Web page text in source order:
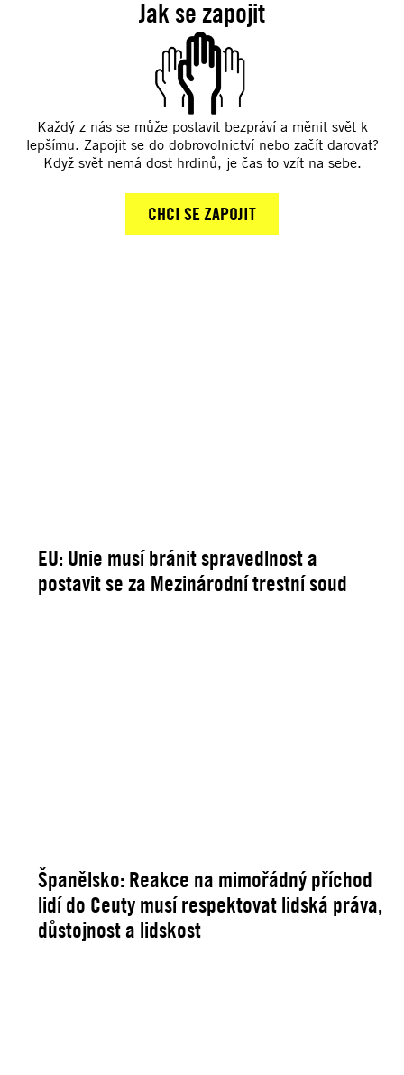
Jak se zapojit
Každý z nás se může postavit bezpráví a měnit svět k
lepšímu. Zapojit se do dobrovolnictví nebo začít darovat?
Když svět nemá dost hrdinů, je čas to vzít na sebe.
CHCI SE ZAPOJIT
EU: Unie musí bránit spravedlnost a
postavit se za Mezinárodní trestní soud
Španělsko: Reakce na mimořádný příchod
lidí do Ceuty musí respektovat lidská práva,
důstojnost a lidskost